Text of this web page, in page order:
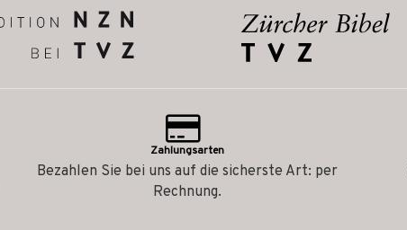
Zahlungsarten
Bezahlen Sie bei uns auf die sicherste Art: per
Rechnung.